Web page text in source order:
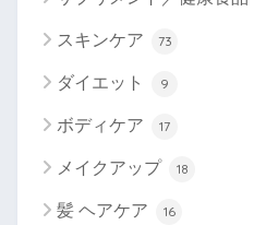
スキンケア 73
ダイエット 9
ボディケア 17
メイクアップ 18
髪 ヘアケア 16